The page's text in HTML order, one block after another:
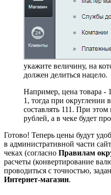
укажите величину, на
должен делиться нацело.
Например, цена товара -
1, тогда при округлении
составлять 111. При
рублей, а в чеке будет
Готово! Теперь цены будут
в административной части
чеках (согласно Правилам
расчеты (конвертирование
проводиться с точностью,
Интернет-магазин.